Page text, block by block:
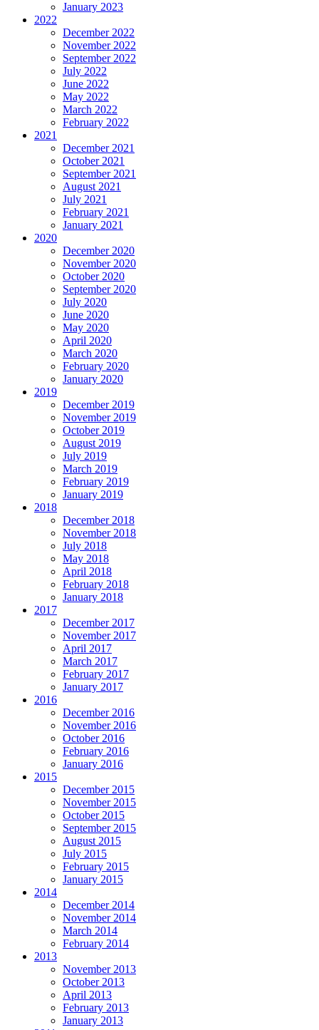
January 2023
2022
December 2022
November 2022
September 2022
July 2022
June 2022
May 2022
March 2022
February 2022
2021
December 2021
October 2021
September 2021
August 2021
July 2021
February 2021
January 2021
2020
December 2020
November 2020
October 2020
September 2020
July 2020
June 2020
May 2020
April 2020
March 2020
February 2020
January 2020
2019
December 2019
November 2019
October 2019
August 2019
July 2019
March 2019
February 2019
January 2019
2018
December 2018
November 2018
July 2018
May 2018
April 2018
February 2018
January 2018
2017
December 2017
November 2017
April 2017
March 2017
February 2017
January 2017
2016
December 2016
November 2016
October 2016
February 2016
January 2016
2015
December 2015
November 2015
October 2015
September 2015
August 2015
July 2015
February 2015
January 2015
2014
December 2014
November 2014
March 2014
February 2014
2013
November 2013
October 2013
April 2013
February 2013
January 2013